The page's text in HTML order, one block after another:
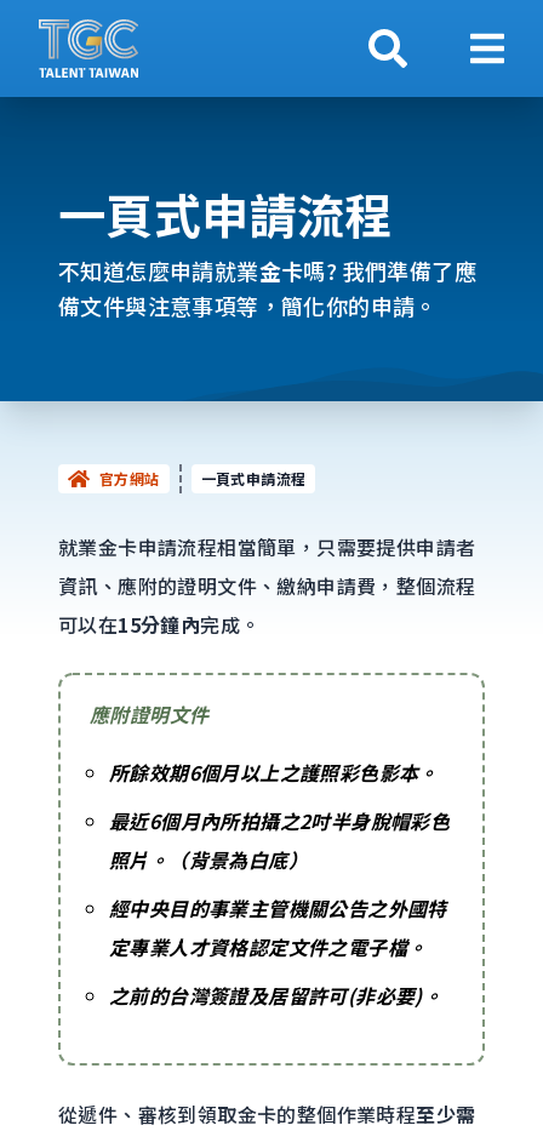
搜索 顯示
一頁式申請流程
不知道怎麼申請就業金卡嗎? 我們準備了應
備文件與注意事項等，簡化你的申請。
官方網站 一頁式申請流程
就業金卡申請流程相當簡單，只需要提供申請者
資訊、應附的證明文件、繳納申請費，整個流程
可以在15分鐘內完成。
應附證明文件
所餘效期6個月以上之護照彩色影本。
最近6個月內所拍攝之2吋半身脫帽彩色
照片。（背景為白底）
經中央目的事業主管機關公告之外國特
定專業人才資格認定文件之電子檔。
之前的台灣簽證及居留許可(非必要)。
從遞件、審核到領取金卡的整個作業時程至少需